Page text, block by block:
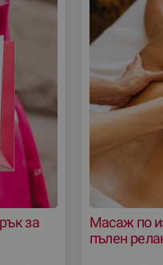
за
Масаж по
пълен